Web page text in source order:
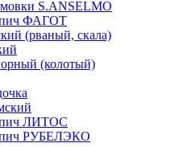
S.ANSELMO
ФАГОТ
(рваный, скала)
(колотый)
ЛИТОС
РУБЕЛЭКО